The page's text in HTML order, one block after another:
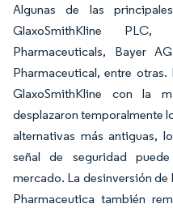
Algunas de las
GlaxoSmithKline
Pharmaceuticals, Bayer
Pharmaceutical, entre
GlaxoSmithKline con la
desplazaron temporalmente
alternativas más antiguas,
señal de seguridad
mercado. La desinversión
Pharmaceutica también